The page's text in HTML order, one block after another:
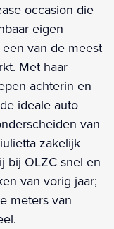
occasion die
eigen
van de meest
Met haar
achterin en
ideale auto
van
zakelijk
bij OLZC snel en
van vorig jaar;
meters van